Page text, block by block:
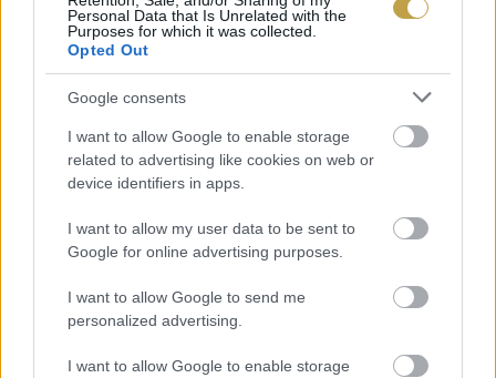
Personal Data that Is Unrelated with the
Purposes for which it was collected.
Opted Out
Google consents
I want to allow Google to enable storage
related to advertising like cookies on web or
device identifiers in apps.
I want to allow my user data to be sent to
Google for online advertising purposes.
I want to allow Google to send me
personalized advertising.
I want to allow Google to enable storage
A bor egy egyösszetevős termék: szőlőmustból áll.
Az egó ezzel vitatkozna, azt szeretné, hogy
legyen benne más is, amitől emberibb lesz. De
én nem szeretném, hogy azzal a csodálatosan
brillírozó vegyiparral, amit a borászoknak el
akarnak adni, művivé váljon a termék. Akkor lesz
a leginkább emberi a bor, amikor az ember csak
a lelkét tette bele. A megfoghatatlan benne a